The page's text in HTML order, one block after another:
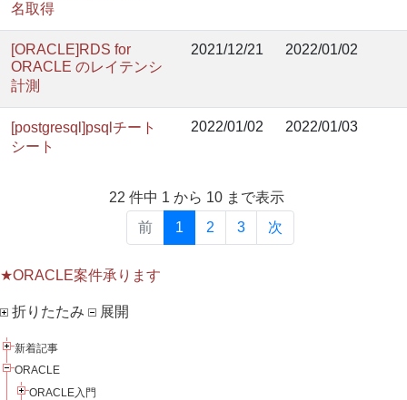
名取得
[ORACLE]RDS for
ORACLE のレイテンシ
計測
2021/12/21 2022/01/02
[postgresql]psqlチート
シート
2022/01/02 2022/01/03
22 件中 1 から 10 まで表示
前
1 2 3 次
★ORACLE案件承ります
折りたたみ 展開
新着記事
ORACLE
ORACLE入門